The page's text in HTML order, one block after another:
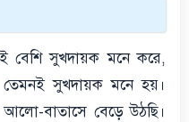
বেশি সুখদায়ক মনে করে,
সুখদায়ক মনে হয়।
বাতাসে বেড়ে উঠছি।